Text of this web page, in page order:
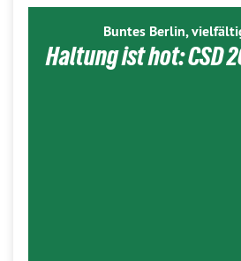
Buntes Berlin,
Haltung ist hot: CSD